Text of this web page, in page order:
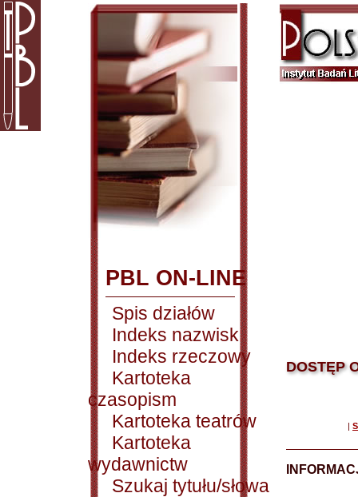
PBL ON-LINE
Spis działów
Indeks nazwisk
Indeks rzeczowy
Kartoteka
czasopism
Kartoteka teatrów
Kartoteka
wydawnictw
Szukaj tytułu/słowa
DOSTĘP
|